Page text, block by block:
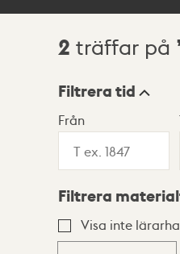
Sökresultat
2 träffar på
Visningsläge
Lista
Filtrera tid
Från
Filtrera
Visa inte